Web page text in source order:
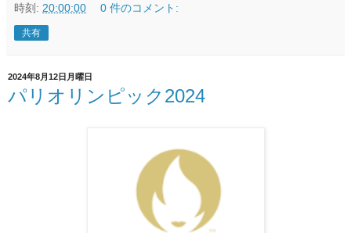
時刻: 20:00:00 0 件のコメント:
共有
2024年8月12日月曜日
パリオリンピック2024